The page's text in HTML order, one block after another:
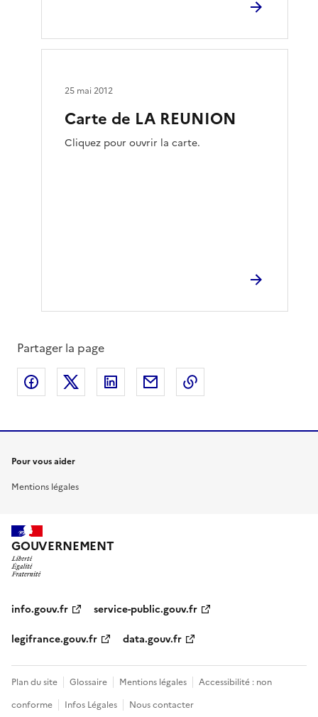
Carte de LA REUNION
Cliquez pour ouvrir la carte.
25 mai 2012
Partager la page
Partager sur Facebook
Partager sur XPartager sur LinkedIn
Partager par email
Pour vous aider
Mentions légales
GOUVERNEMENT
info.gouv.fr
service-public.gouv.fr
legifrance.gouv.fr
data.gouv.fr
Plan du site Glossaire Mentions légales
Accessibilité : non
conforme
Infos Légales Nous contacter